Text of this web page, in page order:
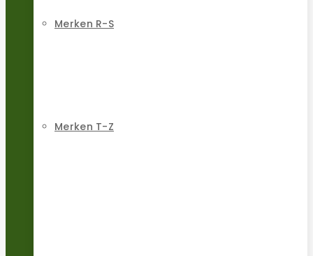
Merken R-S
Merken T-Z